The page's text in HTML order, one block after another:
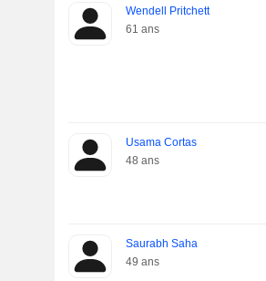
Wendell Pritchett
61 ans
Usama Cortas
48 ans
Saurabh Saha
49 ans